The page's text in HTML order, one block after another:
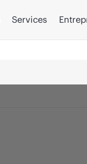
Services